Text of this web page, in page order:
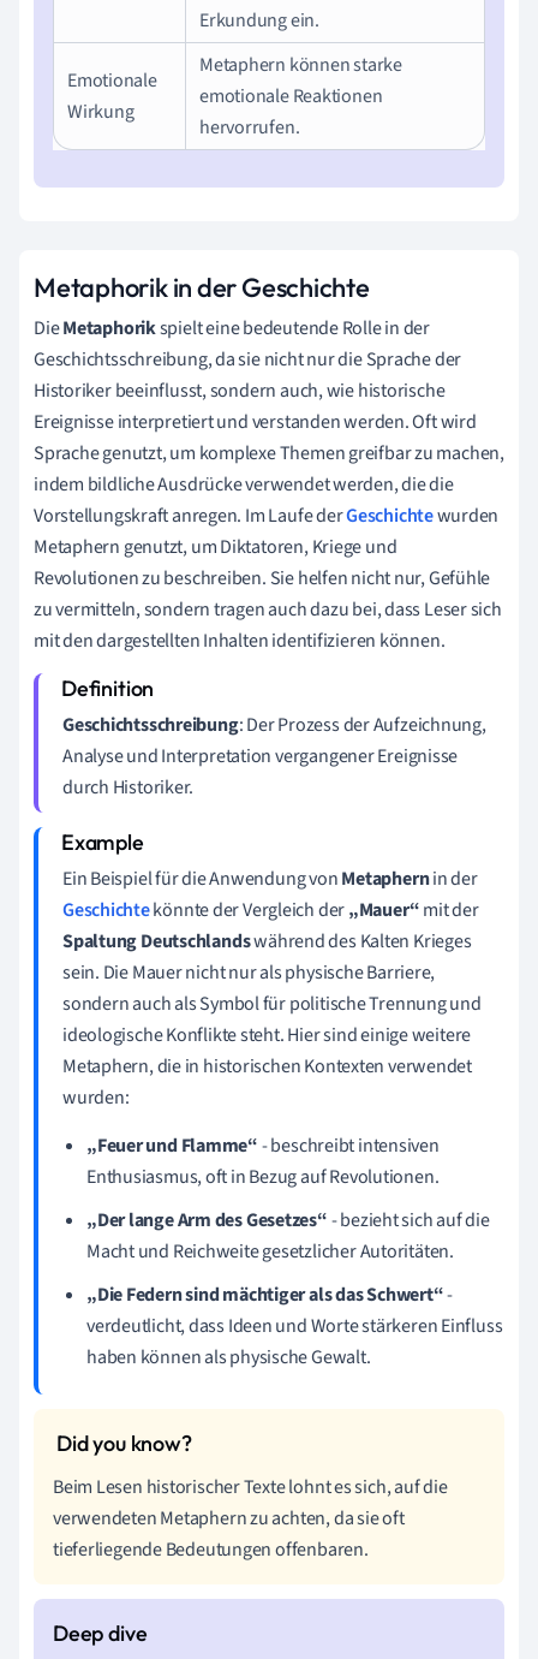
Erkundung ein.
Emotionale
Wirkung
Metaphern können starke
emotionale Reaktionen
hervorrufen.
Metaphorik in der Geschichte
DieMetaphorikspielt eine bedeutende Rolle in der
Geschichtsschreibung, da sie nicht nur die Sprache der
Historiker beeinflusst, sondern auch, wie historische
Ereignisse interpretiert und verstanden werden. Oft wird
Sprache genutzt, um komplexe Themen greifbar zu machen,
indem bildliche Ausdrücke verwendet werden, die die
Vorstellungskraft anregen. Im Laufe derGeschichtewurden
Metaphern genutzt, um Diktatoren, Kriege und
Revolutionen zu beschreiben. Sie helfen nicht nur, Gefühle
zu vermitteln, sondern tragen auch dazu bei, dass Leser sich
mit den dargestellten Inhalten identifizieren können.
Geschichtsschreibung: Der Prozess der Aufzeichnung,
Analyse und Interpretation vergangener Ereignisse
durch Historiker.
Ein Beispiel für die Anwendung vonMetaphernin der
Geschichtekönnte der Vergleich der„Mauer“mit der
Spaltung Deutschlandswährend des Kalten Krieges
sein. Die Mauer nicht nur als physische Barriere,
sondern auch als Symbol für politische Trennung und
ideologische Konflikte steht. Hier sind einige weitere
Metaphern, die in historischen Kontexten verwendet
wurden:
„Feuer und Flamme“- beschreibt intensiven
Enthusiasmus, oft in Bezug auf Revolutionen.
„Der lange Arm des Gesetzes“- bezieht sich auf die
Macht und Reichweite gesetzlicher Autoritäten.
„Die Federn sind mächtiger als das Schwert“-
verdeutlicht, dass Ideen und Worte stärkeren Einfluss
haben können als physische Gewalt.
Beim Lesen historischer Texte lohnt es sich, auf die
verwendeten Metaphern zu achten, da sie oft
tieferliegende Bedeutungen offenbaren.